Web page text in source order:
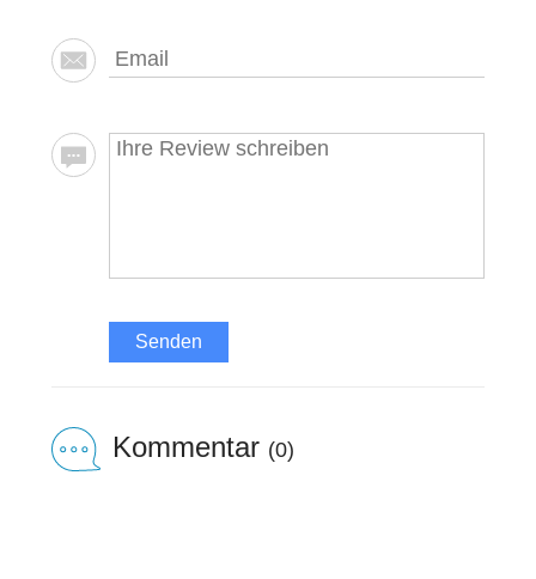
Senden
Kommentar (0)